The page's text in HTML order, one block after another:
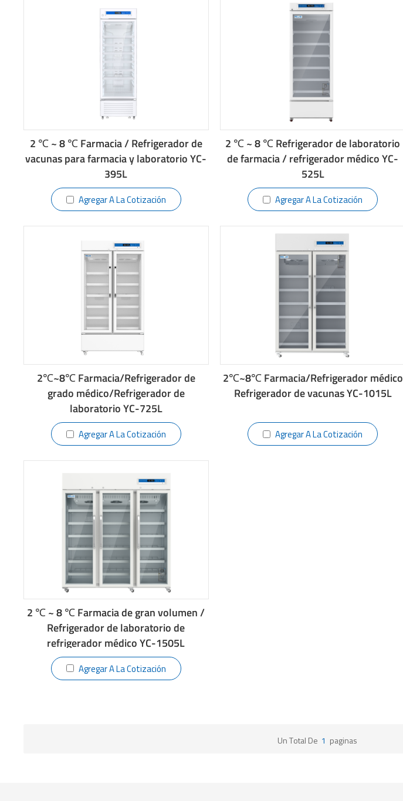
2 ℃ ~ 8 ℃ Farmacia / Refrigerador de
vacunas para farmacia y laboratorio YC-
395L
Agregar A La Cotización
2 ℃ ~ 8 ℃ Refrigerador de laboratorio
de farmacia / refrigerador médico YC-
525L
Agregar A La Cotización
2℃~8℃ Farmacia/Refrigerador de
grado médico/Refrigerador de
laboratorio YC-725L
Agregar A La Cotización
2℃~8℃ Farmacia/Refrigerador médico
Refrigerador de vacunas YC-1015L
Agregar A La Cotización
2 ℃ ~ 8 ℃ Farmacia de gran volumen /
Refrigerador de laboratorio de
refrigerador médico YC-1505L
Agregar A La Cotización
Un Total De 1 Paginas